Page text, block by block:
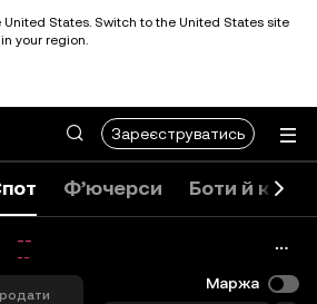
United States. Switch to the United States site
your region.
Зареєструватись
Ф’ючерси Боти й
--
--
Маржа